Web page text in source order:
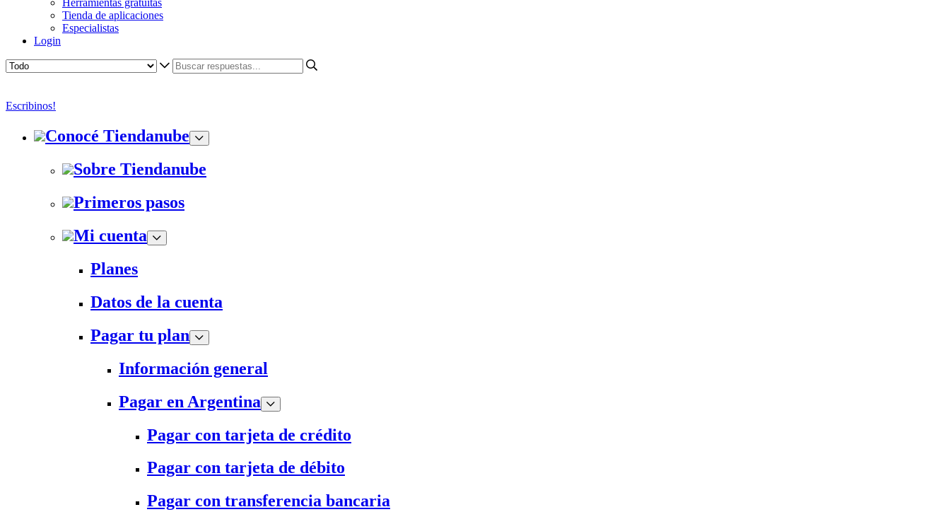
Herramientas gratuitas
Tienda de aplicaciones
Especialistas
Login
Escribinos!
Conocé Tiendanube
Sobre Tiendanube
Primeros pasos
Mi cuenta
Planes
Datos de la cuenta
Pagar tu plan
Información general
Pagar en Argentina
Pagar con tarjeta de crédito
Pagar con tarjeta de débito
Pagar con transferencia bancaria